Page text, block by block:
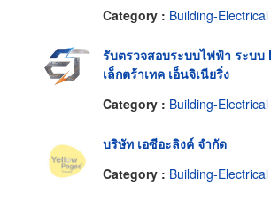
Category : Building-Electrical & Mechanical
รับตรวจสอบระบบไฟฟ้า ระบบ
เล็กตร้าเทค เอ็นจิเนียริ่ง
Category : Building-Electrical & Mechanical
บริษัท เอซีอะลิงค์ จำกัด
Category : Building-Electrical & Mechanical